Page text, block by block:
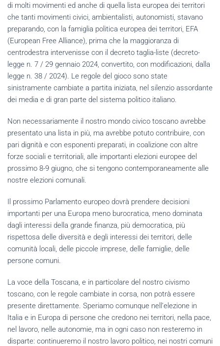
di molti movimenti ed anche di quella lista europea dei territori
che tanti movimenti civici, ambientalisti, autonomisti, stavano
preparando, con la famiglia politica europea dei territori, EFA
(European Free Alliance), prima che la maggioranza di
centrodestra intervenisse con il decreto taglia-liste (decreto-
legge n. 7 / 29 gennaio 2024, convertito, con modificazioni, dalla
legge n. 38 / 2024). Le regole del gioco sono state
sinistramente cambiate a partita iniziata, nel silenzio assordante
dei media e di gran parte del sistema politico italiano.
Non necessariamente il nostro mondo civico toscano avrebbe
presentato una lista in più, ma avrebbe potuto contribuire, con
pari dignità e con esponenti preparati, in coalizione con altre
forze sociali e territoriali, alle importanti elezioni europee del
prossimo 8-9 giugno, che si tengono contemporaneamente alle
nostre elezioni comunali.
Il prossimo Parlamento europeo dovrà prendere decisioni
importanti per una Europa meno burocratica, meno dominata
dagli interessi della grande finanza, più democratica, più
rispettosa delle diversità e degli interessi dei territori, delle
comunità locali, delle piccole imprese, delle famiglie, delle
persone comuni.
La voce della Toscana, e in particolare del nostro civismo
toscano, con le regole cambiate in corsa, non potrà essere
presente direttamente. Speriamo comunque nell’elezione in
Italia e in Europa di persone che credono nei territori, nella pace,
nel lavoro, nelle autonomie, ma in ogni caso non resteremo in
disparte: continueremo il nostro lavoro politico, nei nostri comuni